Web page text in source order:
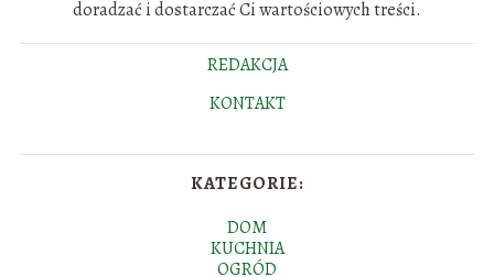
doradzać i dostarczać Ci wartościowych treści.
REDAKCJA
KONTAKT
KATEGORIE:
DOM
KUCHNIA
OGRÓD